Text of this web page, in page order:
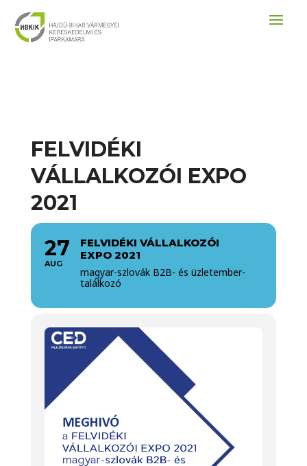
FELVIDÉKI
VÁLLALKOZÓI EXPO
2021
27
AUG
FELVIDÉKI VÁLLALKOZÓI
EXPO 2021
magyar-szlovák B2B- és üzletember-
találkozó